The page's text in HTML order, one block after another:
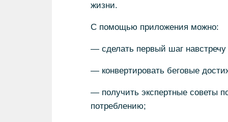
жизни.
С помощью приложения можно:
— сделать первый шаг
— конвертировать беговые
— получить экспертные советы
потреблению;